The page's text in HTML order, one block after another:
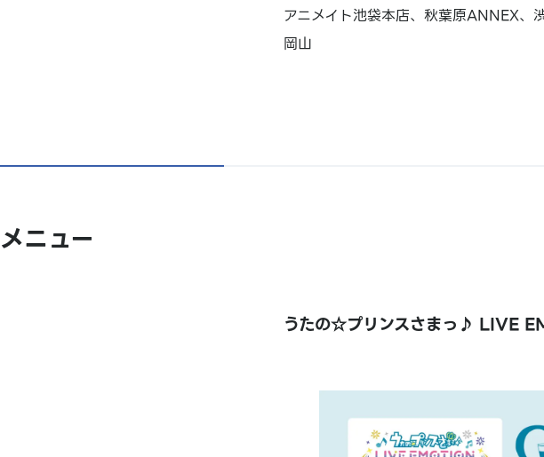
アニメイト池袋本店、秋葉原ANNEX、
岡山
メニュー
うたの☆プリンスさまっ♪ LIVE